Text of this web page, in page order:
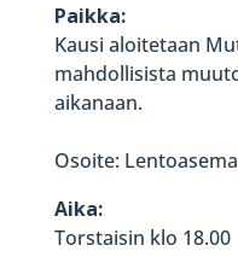
Paikka:
Kausi aloitetaan
mahdollisista
aikanaan.
Osoite:
Aika:
Torstaisin klo 18.00